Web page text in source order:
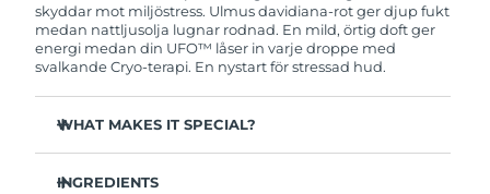
skyddar mot miljöstress. Ulmus davidiana-rot ger djup fukt
medan nattljusolja lugnar rodnad. En mild, örtig doft ger
energi medan din UFO™ låser in varje droppe med
svalkande Cryo-terapi. En nystart för stressad hud.
WHAT MAKES IT SPECIAL?
perfekt för fet hud.
INGREDIENTS
Luxemburg
Förväntad leverans
09/08/2026
Macao SAR Förväntad leverans11/08/2026
Malaysia